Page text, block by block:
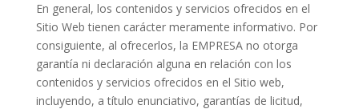
En general, los contenidos y servicios ofrecidos en el
Sitio Web tienen carácter meramente informativo. Por
consiguiente, al ofrecerlos, la EMPRESA no otorga
garantía ni declaración alguna en relación con los
contenidos y servicios ofrecidos en el Sitio web,
incluyendo, a título enunciativo, garantías de licitud,